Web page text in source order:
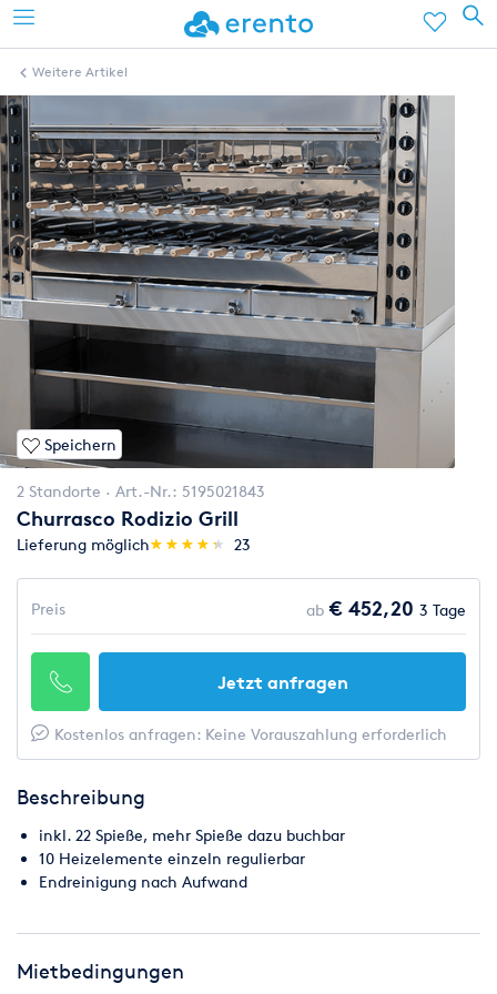
Weitere Artikel
Speichern
2 Standorte Art.-Nr.: 5195021843
Churrasco Rodizio Grill
Lieferung möglich(*)
★
★
(*)★
★
(*) ★
★
(*) ★
★
(*) ★
★ 23
Preis ab € 452,20 3 Tage
Jetzt anfragen
Kostenlos anfragen: Keine Vorauszahlung erforderlich
Beschreibung
inkl. 22 Spieße, mehr Spieße dazu buchbar
10 Heizelemente einzeln regulierbar
Endreinigung nach Aufwand
Mietbedingungen